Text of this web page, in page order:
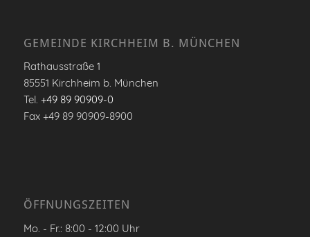
GEMEINDE KIRCHHEIM B. MÜNCHEN
Rathausstraße 1
85551 Kirchheim b. München
Tel. +49 89 90909-0
Fax +49 89 90909-8900
ÖFFNUNGSZEITEN
Mo. - Fr.: 8:00 - 12:00 Uhr